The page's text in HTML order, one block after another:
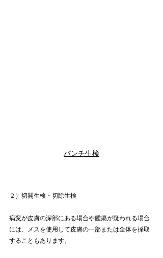
パンチ生検
２）切開生検・切除生検
病変が皮膚の深部にある場合や腫瘍が疑われる場合
には、メスを使用して皮膚の一部または全体を採取
することもあります。